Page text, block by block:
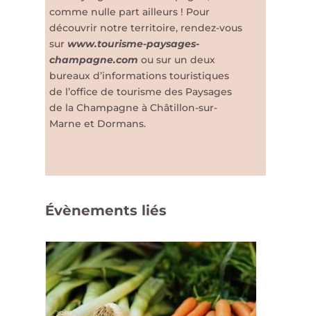
comme nulle part ailleurs ! Pour
découvrir notre territoire, rendez-vous
sur www.tourisme-paysages-
champagne.com ou sur un deux
bureaux d’informations touristiques
de l’office de tourisme des Paysages
de la Champagne à Châtillon-sur-
Marne et Dormans.
Évènements liés